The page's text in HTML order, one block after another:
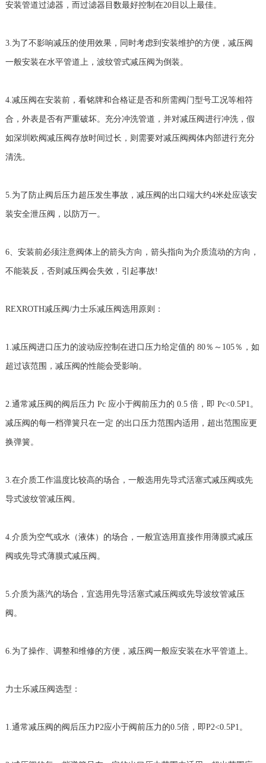
安装管道过滤器，而过滤器目数最好控制在20目以上最佳。
3.为了不影响减压的使用效果，同时考虑到安装维护的方便，减压阀
一般安装在水平管道上，波纹管式减压阀为倒装。
4.减压阀在安装前，看铭牌和合格证是否和所需阀门型号工况等相符
合，外表是否有严重破坏。充分冲洗管道，并对减压阀进行冲洗，假
如深圳欧阀减压阀存放时间过长，则需要对减压阀阀体内部进行充分
清洗。
5.为了防止阀后压力超压发生事故，减压阀的出口端大约4米处应该安
装安全泄压阀，以防万一。
6、安装前必须注意阀体上的箭头方向，箭头指向为介质流动的方向，
不能装反，否则减压阀会失效，引起事故!
REXROTH减压阀/力士乐减压阀选用原则：
1.减压阀进口压力的波动应控制在进口压力给定值的 80％～105％，如
超过该范围，减压阀的性能会受影响。
2.通常减压阀的阀后压力 Pc 应小于阀前压力的 0.5 倍，即 Pc<0.5P1。
减压阀的每一档弹簧只在一定 的出口压力范围内适用，超出范围应更
换弹簧。
3.在介质工作温度比较高的场合，一般选用先导式活塞式减压阀或先
导式波纹管减压阀。
4.介质为空气或水（液体）的场合，一般宜选用直接作用薄膜式减压
阀或先导式薄膜式减压阀。
5.介质为蒸汽的场合，宜选用先导活塞式减压阀或先导波纹管减压
阀。
6.为了操作、调整和维修的方便，减压阀一般应安装在水平管道上。
力士乐减压阀选型：
1.通常减压阀的阀后压力P2应小于阀前压力的0.5倍，即P2<0.5P1。